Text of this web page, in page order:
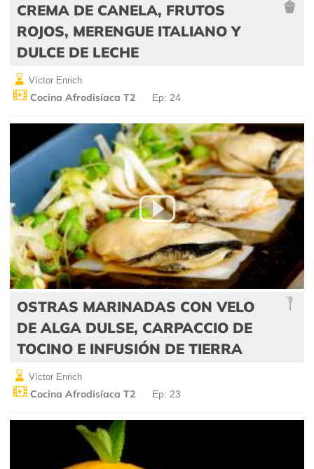
CREMA DE CANELA, FRUTOS
ROJOS, MERENGUE ITALIANO Y
DULCE DE LECHE
Víctor Enrich
Cocina Afrodisíaca T2 Ep: 24
OSTRAS MARINADAS CON VELO
DE ALGA DULSE, CARPACCIO DE
TOCINO E INFUSIÓN DE TIERRA
Víctor Enrich
Cocina Afrodisíaca T2 Ep: 23